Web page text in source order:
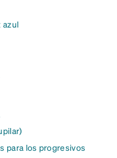
azul
para los progresivos